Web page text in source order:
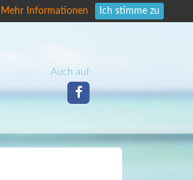
Mehr Informationen Ich stimme zu
Auch auf: